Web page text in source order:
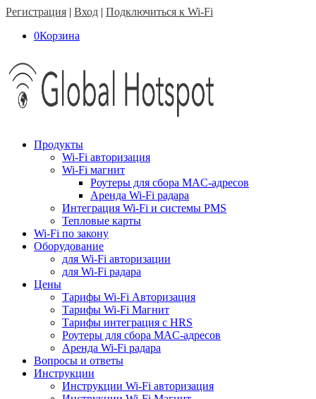
Регистрация | Вход | Подключиться к Wi-Fi
0Корзина
Продукты
Wi-Fi авторизация
Wi-Fi магнит
Роутеры для сбора MAC-адресов
Аренда Wi-Fi радара
Интеграция Wi-Fi и системы PMS
Тепловые карты
Wi-Fi по закону
Оборудование
для Wi-Fi авторизации
для Wi-Fi радара
Цены
Тарифы Wi-Fi Авторизация
Тарифы Wi-Fi Магнит
Тарифы интеграция с HRS
Роутеры для сбора MAC-адресов
Аренда Wi-Fi радара
Вопросы и ответы
Инструкции
Инструкции Wi-Fi авторизация